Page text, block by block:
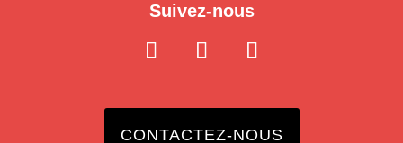
Suivez-nous
CONTACTEZ-NOUS